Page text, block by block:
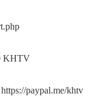
KHTV
https://paypal.me/khtv